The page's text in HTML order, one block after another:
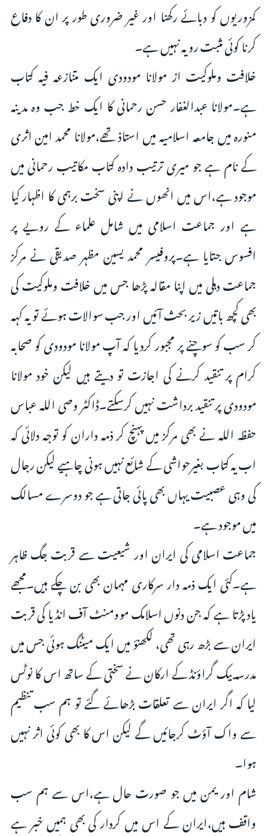
کمزوریوں کو دبائے رکھنا اور غیر ضروری طور پر ان کا دفاع
کرنا کوئی مثبت رویہ نہیں ہے۔
خلافت وملوکیت از مولانا مودودی ایک متنازعہ فیہ کتاب
ہے۔مولانا عبدالغفار حسن رحمانی کا ایک خط جب وہ مدینہ
منورہ میں جامعہ اسلامیہ میں استاذ تھے،مولانا محمد امین اثری
کے نام ہے جو میری ترتیب دادہ کتاب مکاتیب رحمانی میں
موجود ہے،اس میں انھوں نے اپنی سخت برہمی کا اظہار کیا
ہے اور جماعت اسلامی میں شامل علماء کے رویے پر
افسوس جتایا ہے۔پروفیسر محمد یسین مظہر صدیقی نے مرکز
جماعت دہلی میں اپنا مقالہ پڑھا جس میں خلافت وملوکیت کی
بھی کچھ باتیں زیر بحث آئیں اور جب سوالات ہوئے تو یہ کہہ
کر سب کو سوچنے پر مجبور کردیا کہ آپ مولانا مودودی کو صحابہ
کرام پر تنقید کرنے کی اجازت تو دیتے ہیں لیکن خود مولانا
مودودی پر تنقید برداشت نہیں کرسکتے۔ڈاکٹر وصی اللہ عباس
حفظہ اللہ نے بھی مرکز میں پہنچ کر ذمہ داران کو توجہ دلائی کہ
اب یہ کتاب بغیرحواشی کے شائع نہیں ہونی چاہیے لیکن رجال
کی وہی عصبیت یہاں بھی پائی جاتی ہے جو دوسرے مسالک
میں موجود ہے۔
جماعت اسلامی کی ایران اور شیعیت سے قربت جگ ظاہر
ہے۔کئی ایک ذمہ دار سرکاری مہمان بھی بن چکے ہیں۔مجھے
یاد پڑتا ہے کہ جن دنوں اسلامک موومنٹ آف انڈیا کی قربت
ایران سے بڑھ رہی تھی، لکھنؤ میں ایک میٹنگ ہوئی جس میں
مدرسہ بیک گراؤنڈ کے ارکان نے سختی کے ساتھ اس کا نوٹس
لیا کہ اگر ایران سے تعلقات بڑھائے گئے تو ہم سب تنظیم
سے واک آؤٹ کرجائیں گے لیکن اس کا بھی کوئی اثر نہیں
ہوا۔
شام اور یمن میں جو صورت حال ہے،اس سے ہم سب
واقف ہیں،ایران کے اس میں کردار کی بھی ہمیں خبر ہے